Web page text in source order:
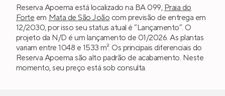
Reserva Apoema está localizado na BA 099, Praia do
Forte em Mata de São João com previsão de entrega em
12/2030, por isso seu status atual é “Lançamento”. O
projeto da N/D é um lançamento de 01/2026. As plantas
variam entre 1048 e 1533 m². Os principais diferenciais do
Reserva Apoema são alto padrão de acabamento. Neste
momento, seu preço está sob consulta.